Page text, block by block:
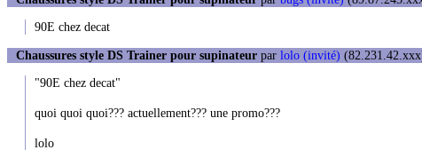
90E chez decat
Chaussures style DS Trainer pour supinateur par lolo (invité)
"90E chez decat"
quoi quoi quoi??? actuellement??? une promo???
lolo